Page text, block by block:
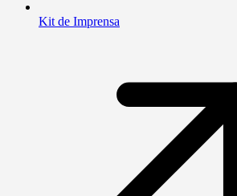
Kit de Imprensa